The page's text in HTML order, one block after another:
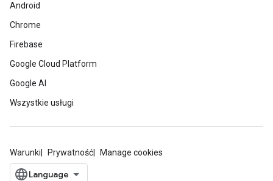
Android
Chrome
Firebase
Google Cloud Platform
Google AI
Wszystkie usługi
Warunki Prywatność Manage cookies